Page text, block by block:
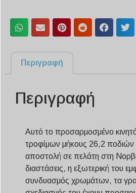
Περιγραφή
Περιγραφή
Αυτό το προσαρμοσμένο κινητό
τροφίμων μήκους 26,2 ποδιών
αποστολή σε πελάτη στη
διαστάσεις, η εξωτερική του
συνδυασμός χρωμάτων, τα